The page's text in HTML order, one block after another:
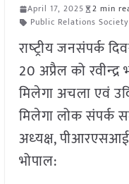
April 17, 2025
2 min
Public Relations
राष्‍ट्रीय जनसंपर्क
20 अप्रैल को
मिलेगा अचला एवं
मिलेगा लोक संपर्क
अध्‍यक्ष,
भोपाल: